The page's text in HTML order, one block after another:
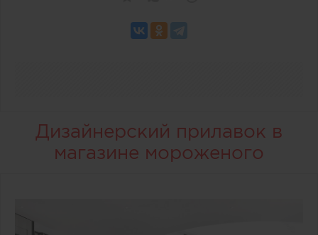
Дизайнерский прилавок в
магазине мороженого